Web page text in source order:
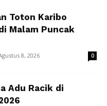
Toton Karibo
Malam Puncak
8, 2026 0
Adu Racik di